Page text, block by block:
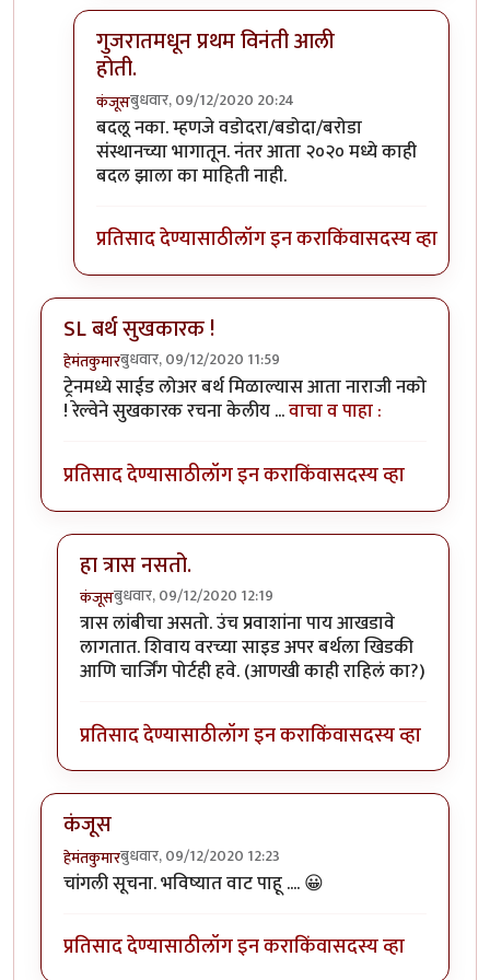
गुजरातमधून प्रथम विनंती आली
होती.
कंजूसबुधवार, 09/12/2020 20:24
In reply toमाथेरानची आहेच.byकंजूस
बदलू नका. म्हणजे वडोदरा/बडोदा/बरोडा
संस्थानच्या भागातून. नंतर आता २०२० मध्ये काही
बदल झाला का माहिती नाही.
प्रतिसाद देण्यासाठीलॉग इन कराकिंवासदस्य व्हा
SL बर्थ सुखकारक !
हेमंतकुमारबुधवार, 09/12/2020 11:59
ट्रेनमध्ये साईड लोअर बर्थ मिळाल्यास आता नाराजी नको
! रेल्वेने सुखकारक रचना केलीय ...वाचा व पाहा :
प्रतिसाद देण्यासाठीलॉग इन कराकिंवासदस्य व्हा
हा त्रास नसतो.
कंजूसबुधवार, 09/12/2020 12:19
In reply toSL बर्थ सुखकारक !byहेमंतकुमार
त्रास लांबीचा असतो. उंच प्रवाशांना पाय आखडावे
लागतात. शिवाय वरच्या साइड अपर बर्थला खिडकी
आणि चार्जिंग पोर्टही हवे. (आणखी काही राहिलं का?)
प्रतिसाद देण्यासाठीलॉग इन कराकिंवासदस्य व्हा
कंजूस
हेमंतकुमारबुधवार, 09/12/2020 12:23
चांगली सूचना. भविष्यात वाट पाहू .... 😀
प्रतिसाद देण्यासाठीलॉग इन कराकिंवासदस्य व्हा